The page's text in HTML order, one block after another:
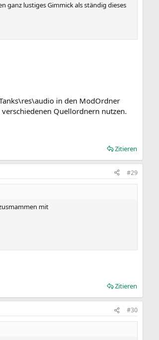
ganz lustiges Gimmick als ständig dieses
in den ModOrdner
Quellordnern nutzen.
Zitieren
#29
mit
Zitieren
#30